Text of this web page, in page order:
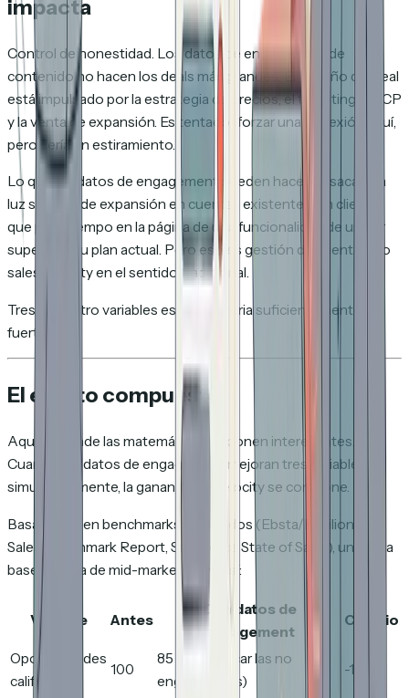
impacta
Control de honestidad. Los datos de engagement de
contenido no hacen los deals más grandes. El tamaño del deal
está impulsado por la estrategia de precios, el targeting de ICP
y la venta de expansión. Es tentador forzar una conexión aquí,
pero sería un estiramiento.
Lo que los datos de engagement pueden hacer es sacar a la
luz señales de expansión en cuentas existentes: un cliente
que pasa tiempo en la página de una funcionalidad de un tier
superior a su plan actual. Pero eso es gestión de cuentas, no
sales velocity en el sentido tradicional.
Tres de cuatro variables es una historia suficientemente
fuerte.
El efecto compuesto
Aquí es donde las matemáticas se ponen interesantes.
Cuando los datos de engagement mejoran tres variables
simultáneamente, la ganancia de velocity se compone.
Basándose en benchmarks publicados (Ebsta/Pavilion B2B
Sales Benchmark Report, Salesforce State of Sales), una línea
base realista de mid-market se ve así:
Variable Antes
Con datos de
engagement
Cambio
Oportunidades
calificadas
100
85 (descalificar las no
enganchadas)
-15%